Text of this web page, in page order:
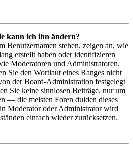
kann ich ihn ändern?
Benutzernamen stehen, zeigen an, wie
erstellt haben oder identifizieren
Moderatoren und Administratoren.
Sie den Wortlaut eines Ranges nicht
der Board-Administration festgelegt
Sie keine sinnlosen Beiträge, nur um
— die meisten Foren dulden dieses
Moderator oder Administrator wird
einfach wieder zurücksetzen.